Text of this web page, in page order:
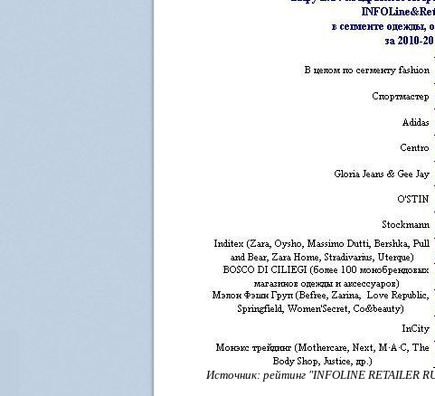
Источник: рейтинг "INFOLINE RETAILER